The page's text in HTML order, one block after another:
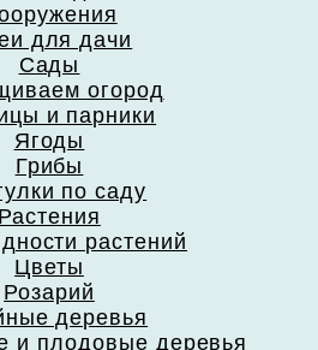
для дачи
Сады
огород
и парники
Ягоды
Грибы
по саду
Растения
растений
Цветы
Розарий
деревья
и плодовые деревья